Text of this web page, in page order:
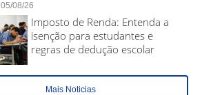
05/08/26
Imposto de Renda: Entenda a
isenção para estudantes e
regras de dedução escolar
Mais Noticias